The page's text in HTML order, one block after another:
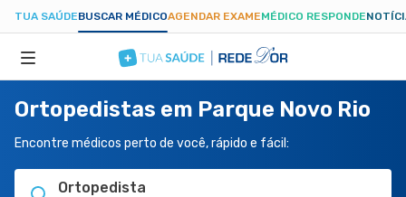
TUA SAÚDEBUSCAR MÉDICOAGENDAR EXAMEMÉDICO RESPONDE
ESPECIALIDADES
HOSPITAIS
Ortopedistas em Parque Novo Rio
Encontre médicos perto de você, rápido e fácil:
Ortopedista